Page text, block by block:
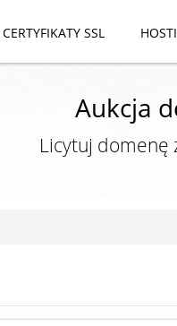
CERTYFIKATY SSL
Aukcja
Licytuj domenę